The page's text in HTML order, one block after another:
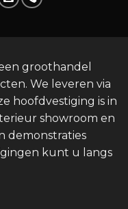
groothandel
We leveren via
hoofdvestiging is in
showroom en
demonstraties
kunt u langs